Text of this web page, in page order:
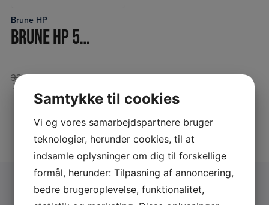
Brune HP
BRUNE HP 50 FUNK – DEMO-MODEL
33.250,00DKK
20.000,00
Samtykke til cookies
Vi og vores samarbejdspartnere bruger
teknologier, herunder cookies, til at
indsamle oplysninger om dig til forskellige
formål, herunder: Tilpasning af annoncering,
bedre brugeroplevelse, funktionalitet,